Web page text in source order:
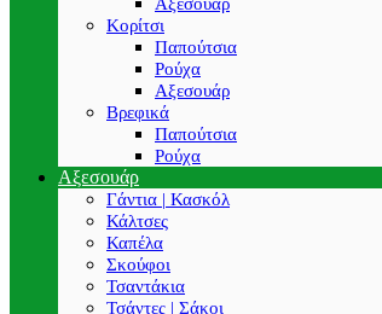
Κορίτσι
Παπούτσια
Ρούχα
Αξεσουάρ
Βρεφικά
Παπούτσια
Ρούχα
Αξεσουάρ
Γάντια | Κασκόλ
Κάλτσες
Καπέλα
Σκούφοι
Τσαντάκια
Τσάντες | Σάκοι